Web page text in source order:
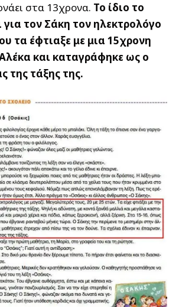
στα 13χρονα. Το ίδιο το
για τον Σάκη τον ηλεκτρολόγο
τα έφτιαξε με μια 15χρονη
και καταγράφηκε ως ο
της τάξης της.